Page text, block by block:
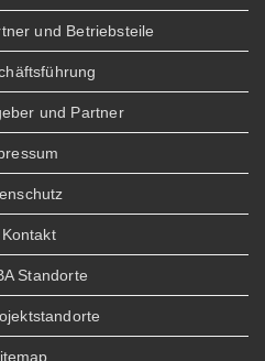
und Betriebsteile
und Partner
Kontakt
Standorte